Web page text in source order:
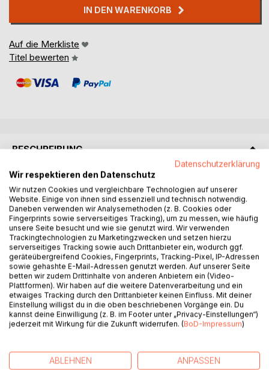
IN DEN WARENKORB
Auf die Merkliste
Titel bewerten
BESCHREIBUNG
This is the second book in the series of learning and
teaching materials on Even language and culture that is on
clothing and decorative arts. The given collection of texts
provides us with a broad documentation of this intriguing
part of Even material culture and art work. The information
that is given in Even language with Russian and English
translations documents as well the particular dialect that is
spoken by the Evens who once made their home in the
southern parts of Kamchatka. Besides academic purposes
these editions are aimed to sustain the particular local
speech and knowledge of the Even people who live in
Kamchatka, and to encourage and support their
Datenschutzerklärung
Wir respektieren den Datenschutz
Wir nutzen Cookies und vergleichbare Technologien auf unserer
Website. Einige von ihnen sind essenziell und technisch notwendig.
Daneben verwenden wir Analysemethoden (z. B. Cookies oder
Fingerprints sowie serverseitiges Tracking), um zu messen, wie häufig
unsere Seite besucht und wie sie genutzt wird. Wir verwenden
Trackingtechnologien zu Marketingzwecken und setzen hierzu
serverseitiges Tracking sowie auch Drittanbieter ein, wodurch ggf.
geräteübergreifend Cookies, Fingerprints, Tracking-Pixel, IP-Adressen
sowie gehashte E-Mail-Adressen genutzt werden. Auf unserer Seite
betten wir zudem Drittinhalte von anderen Anbietern ein (Video-
Plattformen). Wir haben auf die weitere Datenverarbeitung und ein
etwaiges Tracking durch den Drittanbieter keinen Einfluss. Mit deiner
Einstellung willigst du in die oben beschriebenen Vorgänge ein. Du
kannst deine Einwilligung (z. B. im Footer unter „Privacy-Einstellungen“)
jederzeit mit Wirkung für die Zukunft widerrufen. (BoD-Impressum)
ABLEHNEN ANPASSEN